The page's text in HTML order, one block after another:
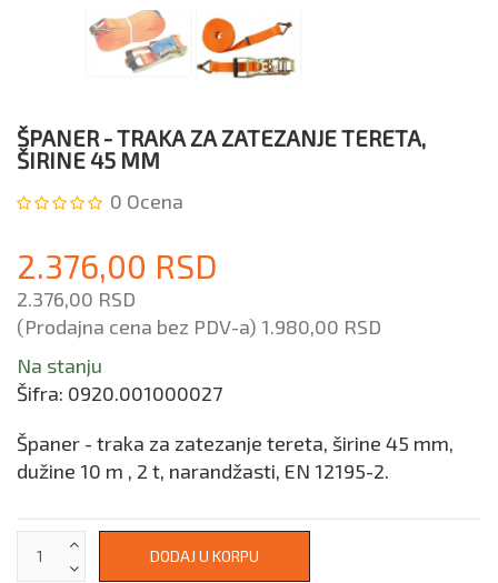
ŠPANER - TRAKA ZA ZATEZANJE TERETA,
ŠIRINE 45 MM
0 Ocena
2.376,00 RSD
2.376,00 RSD
(Prodajna cena bez PDV-a) 1.980,00 RSD
Na stanju
Šifra: 0920.001000027
Španer - traka za zatezanje tereta, širine 45 mm,
dužine 10 m , 2 t, narandžasti, EN 12195-2.